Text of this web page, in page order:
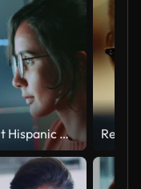
An adult Hispanic woman with glasses focused on coding on dual monitors working late at night